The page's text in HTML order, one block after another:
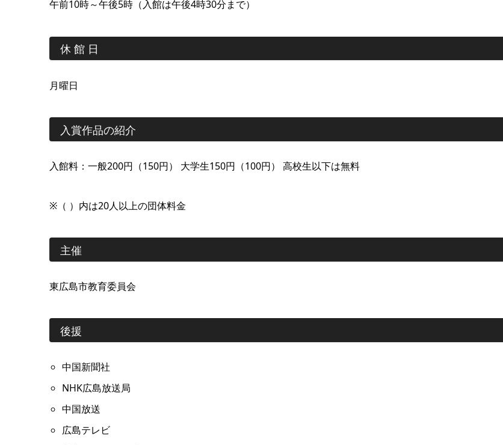
午前10時～午後5時（入館は午後4時30分まで）
休 館 日
月曜日
入賞作品の紹介
入館料：一般200円（150円） 大学生150円（100円） 高校生以下は無料
※（ ）内は20人以上の団体料金
主催
東広島市教育委員会
後援
中国新聞社
NHK広島放送局
中国放送
広島テレビ